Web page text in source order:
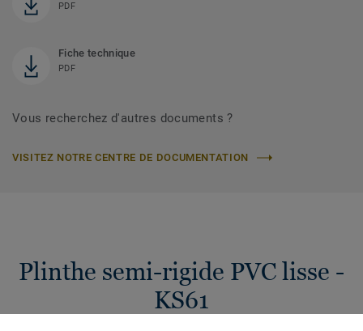
PDF
Fiche technique
PDF
Vous recherchez d'autres documents ?
VISITEZ NOTRE CENTRE DE DOCUMENTATION
Plinthe semi-rigide PVC lisse -
KS61